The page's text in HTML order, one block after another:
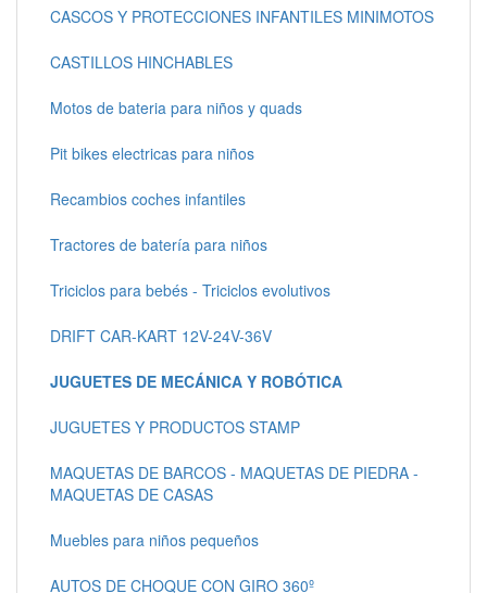
CASCOS Y PROTECCIONES INFANTILES MINIMOTOS
CASTILLOS HINCHABLES
Motos de bateria para niños y quads
Pit bikes electricas para niños
Recambios coches infantiles
Tractores de batería para niños
Triciclos para bebés - Triciclos evolutivos
DRIFT CAR-KART 12V-24V-36V
JUGUETES DE MECÁNICA Y ROBÓTICA
JUGUETES Y PRODUCTOS STAMP
MAQUETAS DE BARCOS - MAQUETAS DE PIEDRA -
MAQUETAS DE CASAS
Muebles para niños pequeños
AUTOS DE CHOQUE CON GIRO 360º